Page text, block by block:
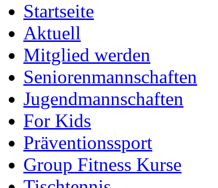
Startseite
Aktuell
Mitglied werden
Seniorenmannschaften
Jugendmannschaften
For Kids
Präventionssport
Group Fitness Kurse